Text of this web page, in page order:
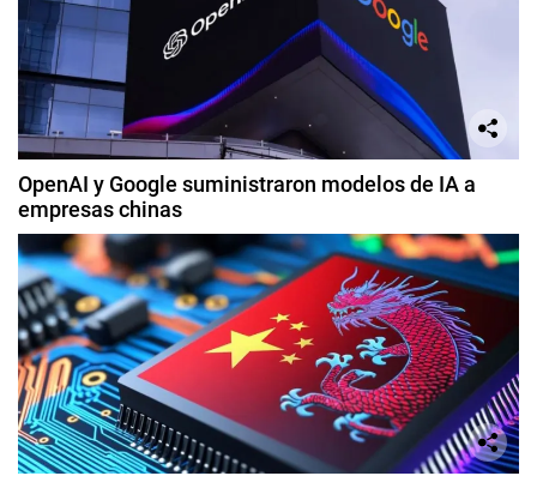
OpenAI y Google suministraron modelos de IA a
empresas chinas